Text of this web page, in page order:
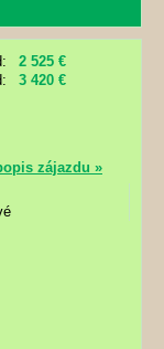
2 525 €
3 420 €
zájazdu »